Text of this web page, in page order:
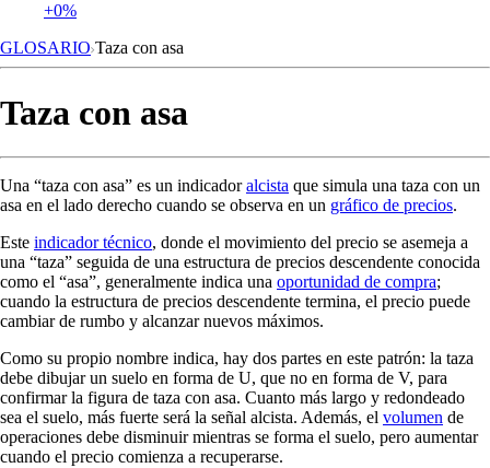
+0%
GLOSARIO Taza con asa
Taza con asa
Una “taza con asa” es un indicadoralcista que simula una taza con un
asa en el lado derecho cuando se observa en un gráfico de precios.
Este indicador técnico, donde el movimiento del precio se asemeja a
una “taza” seguida de una estructura de precios descendente conocida
como el “asa”, generalmente indica una oportunidad de compra;
cuando la estructura de precios descendente termina, el precio puede
cambiar de rumbo y alcanzar nuevos máximos.
Como su propio nombre indica, hay dos partes en este patrón: la taza
debe dibujar un suelo en forma de U, que no en forma de V, para
confirmar la figura de taza con asa. Cuanto más largo y redondeado
sea el suelo, más fuerte será la señal alcista. Además, el volumen de
operaciones debe disminuir mientras se forma el suelo, pero aumentar
cuando el precio comienza a recuperarse.